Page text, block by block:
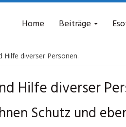
Home Beiträge
Hilfe diverser Personen.
Hilfe diverser
Schutz und